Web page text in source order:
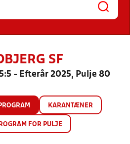
SF
- Efterår 2025, Pulje 80
KARANTÆNER
FOR PULJE